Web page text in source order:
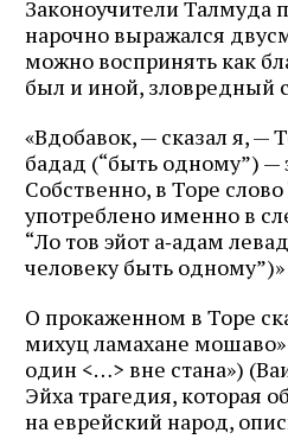
Законоучители Талмуда
нарочно выражался
можно воспринять как
был и иной, зловредный
«Вдобавок, — сказал я, —
бадад (“быть одному”) —
Собственно, в Торе
употреблено именно в
“Ло тов эйот а‑адам
человеку быть
О прокаженном в Торе
михуц ламахане
один <…> вне стана»)
Эйха трагедия, которая
на еврейский народ,